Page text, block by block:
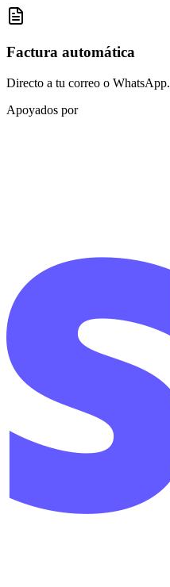
Factura automática
Directo a tu correo o WhatsApp.
Apoyados por